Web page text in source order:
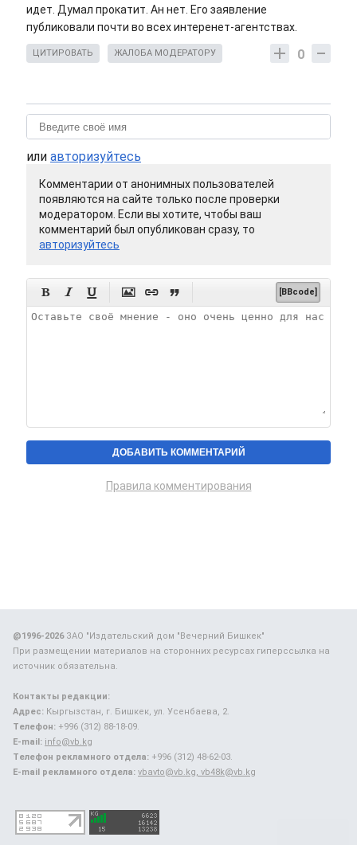
идет. Думал прокатит. Ан нет. Его заявление
публиковали почти во всех интеренет-агентствах.
0
ЦИТИРОВАТЬ ЖАЛОБА МОДЕРАТОРУ
или авторизуйтесь
Комментарии от анонимных пользователей
появляются на сайте только после проверки
модератором. Если вы хотите, чтобы ваш
комментарий был опубликован сразу, то
авторизуйтесь
      [BBcode]
Правила комментирования
@1996-2026ЗАО "Издательский дом "Вечерний Бишкек"
При размещении материалов на сторонних ресурсах гиперссылка на
источник обязательна.
Контакты редакции:
Адрес: Кыргызстан, г. Бишкек, ул. Усенбаева, 2.
Телефон: +996 (312) 88-18-09.
E-mail: info@vb.kg
Телефон рекламного отдела: +996 (312) 48-62-03.
E-mail рекламного отдела: vbavto@vb.kg, vb48k@vb.kg